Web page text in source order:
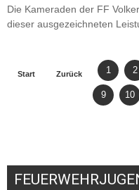
Die Kameraden der FF
dieser ausgezeichneten
Start Zurück 1 2
9 10